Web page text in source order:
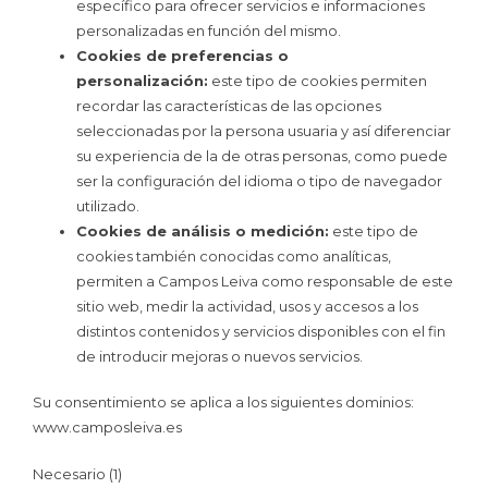
específico para ofrecer servicios e informaciones
personalizadas en función del mismo.
Cookies de preferencias o
personalización: este tipo de cookies permiten
recordar las características de las opciones
seleccionadas por la persona usuaria y así diferenciar
su experiencia de la de otras personas, como puede
ser la configuración del idioma o tipo de navegador
utilizado.
Cookies de análisis o medición: este tipo de
cookies también conocidas como analíticas,
permiten a Campos Leiva como responsable de este
sitio web, medir la actividad, usos y accesos a los
distintos contenidos y servicios disponibles con el fin
de introducir mejoras o nuevos servicios.
Su consentimiento se aplica a los siguientes dominios:
www.camposleiva.es
Necesario (1)